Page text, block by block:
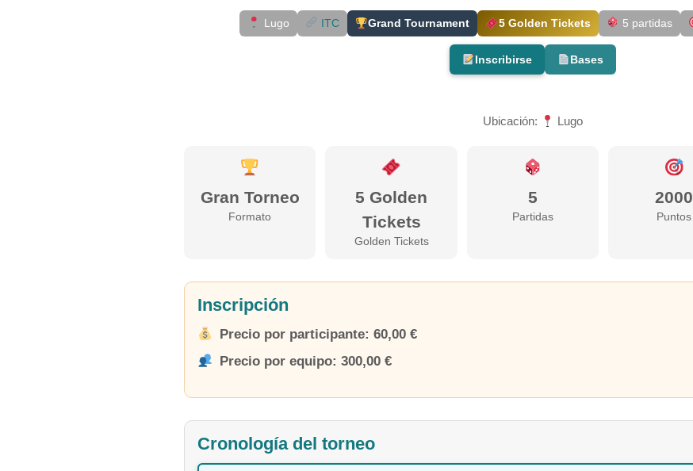
Lugo ITC Grand Tournament 5 Golden Tickets 5 partidas
Inscribirse Bases
Ubicación: Lugo
Gran Torneo
Formato
5 Golden
Tickets
Golden Tickets
5
Partidas
2000
Puntos
Inscripción
Precio por participante: 60,00 €
Precio por equipo: 300,00 €
Cronología del torneo